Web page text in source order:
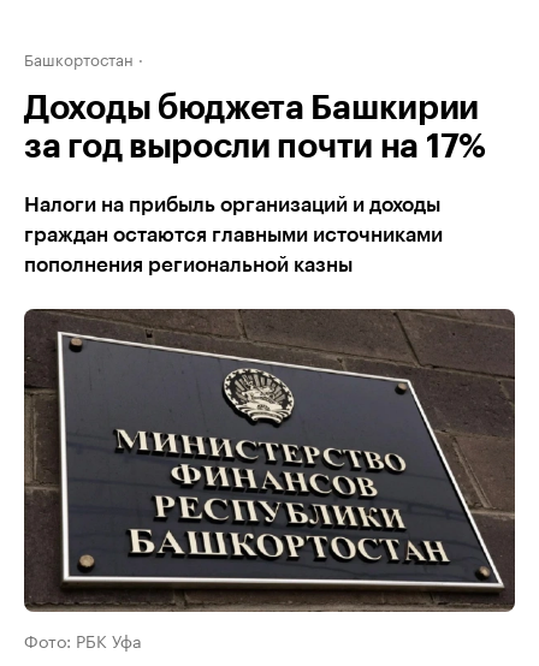
Башкортостан
Доходы бюджета Башкирии
за год выросли почти на 17%
Налоги на прибыль организаций и доходы
граждан остаются главными источниками
пополнения региональной казны
Фото: РБК Уфа